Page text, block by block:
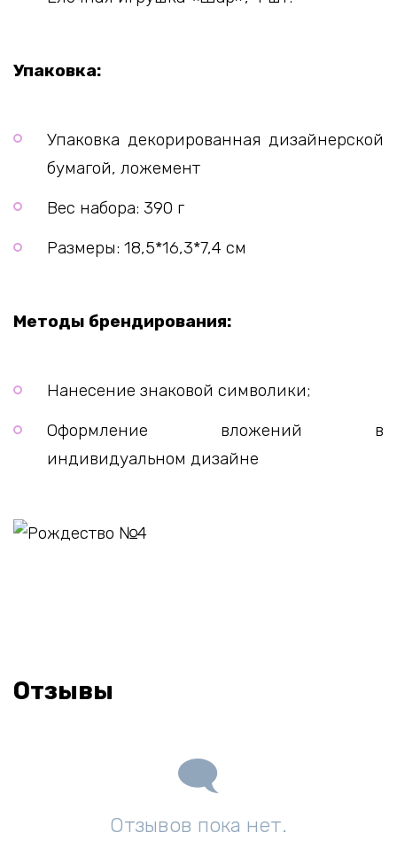
Упаковка:
Упаковка декорированная дизайнерской
бумагой, ложемент
Вес набора: 390 г
Размеры: 18,5*16,3*7,4 см
Методы брендирования:
Нанесение знаковой символики;
Оформление вложений в
индивидуальном дизайне
Отзывы
Отзывов пока нет.